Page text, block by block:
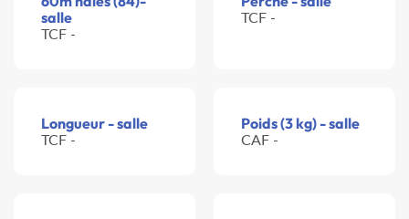
salle
TCF -
TCF -
Longueur - salle
TCF -
Poids (3 kg) - salle
CAF -